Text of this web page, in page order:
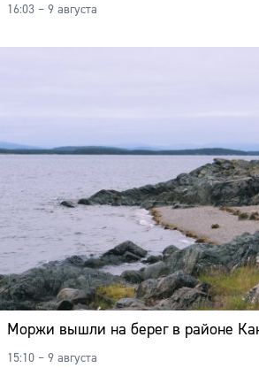
16:03 – 9 августа
Моржи вышли на берег в районе
15:10 – 9 августа